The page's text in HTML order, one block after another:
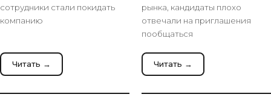
сотрудники стали покидать
компанию
Читать →
рынка, кандидаты плохо
отвечали на приглашения
пообщаться
Читать →